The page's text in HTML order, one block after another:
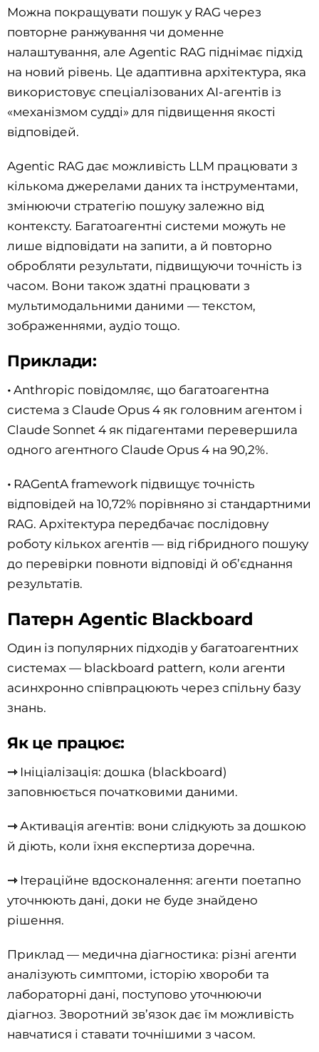
Можна покращувати пошук у RAG через
повторне ранжування чи доменне
налаштування, але Agentic RAG піднімає підхід
на новий рівень. Це адаптивна архітектура, яка
використовує спеціалізованих AI-агентів із
«механізмом судді» для підвищення якості
відповідей.
Agentic RAG дає можливість LLM працювати з
кількома джерелами даних та інструментами,
змінюючи стратегію пошуку залежно від
контексту. Багатоагентні системи можуть не
лише відповідати на запити, а й повторно
обробляти результати, підвищуючи точність із
часом. Вони також здатні працювати з
мультимодальними даними — текстом,
зображеннями, аудіо тощо.
Приклади:
• Anthropic повідомляє, що багатоагентна
система з Claude Opus 4 як головним агентом і
Claude Sonnet 4 як підагентами перевершила
одного агентного Claude Opus 4 на 90,2%.
• RAGentA framework підвищує точність
відповідей на 10,72% порівняно зі стандартними
RAG. Архітектура передбачає послідовну
роботу кількох агентів — від гібридного пошуку
до перевірки повноти відповіді й об’єднання
результатів.
Патерн Agentic Blackboard
Один із популярних підходів у багатоагентних
системах — blackboard pattern, коли агенти
асинхронно співпрацюють через спільну базу
знань.
Як це працює:
⇾ Ініціалізація: дошка (blackboard)
заповнюється початковими даними.
⇾Активація агентів: вони слідкують за дошкою
й діють, коли їхня експертиза доречна.
⇾ Ітераційне вдосконалення: агенти поетапно
уточнюють дані, доки не буде знайдено
рішення.
Приклад — медична діагностика: різні агенти
аналізують симптоми, історію хвороби та
лабораторні дані, поступово уточнюючи
діагноз. Зворотний зв’язок дає їм можливість
навчатися і ставати точнішими з часом.